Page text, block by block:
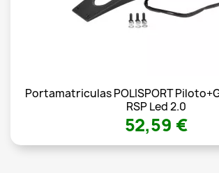
Portamatriculas POLISPORT
RSP Led 2.0
52,59 €